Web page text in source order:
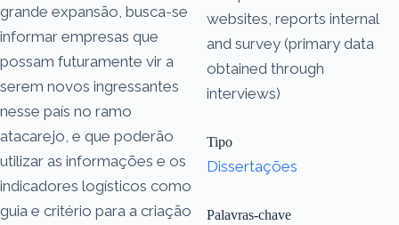
grande expansão, busca-se
informar empresas que
possam futuramente vir a
serem novos ingressantes
nesse país no ramo
atacarejo, e que poderão
utilizar as informações e os
indicadores logísticos como
guia e critério para a criação
websites, reports internal
and survey (primary data
obtained through
interviews)
Tipo
Dissertações
Palavras-chave